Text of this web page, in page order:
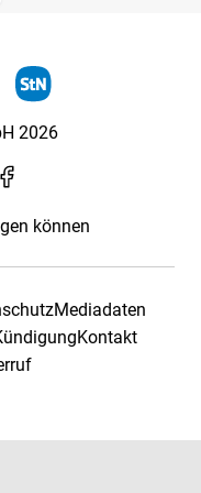
2026
können
Mediadaten
Kontakt